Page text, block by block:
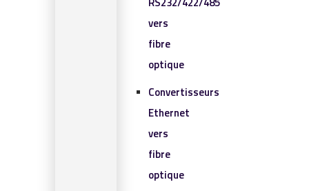
vers
fibre
optique
Convertisseurs
Ethernet
vers
fibre
optique